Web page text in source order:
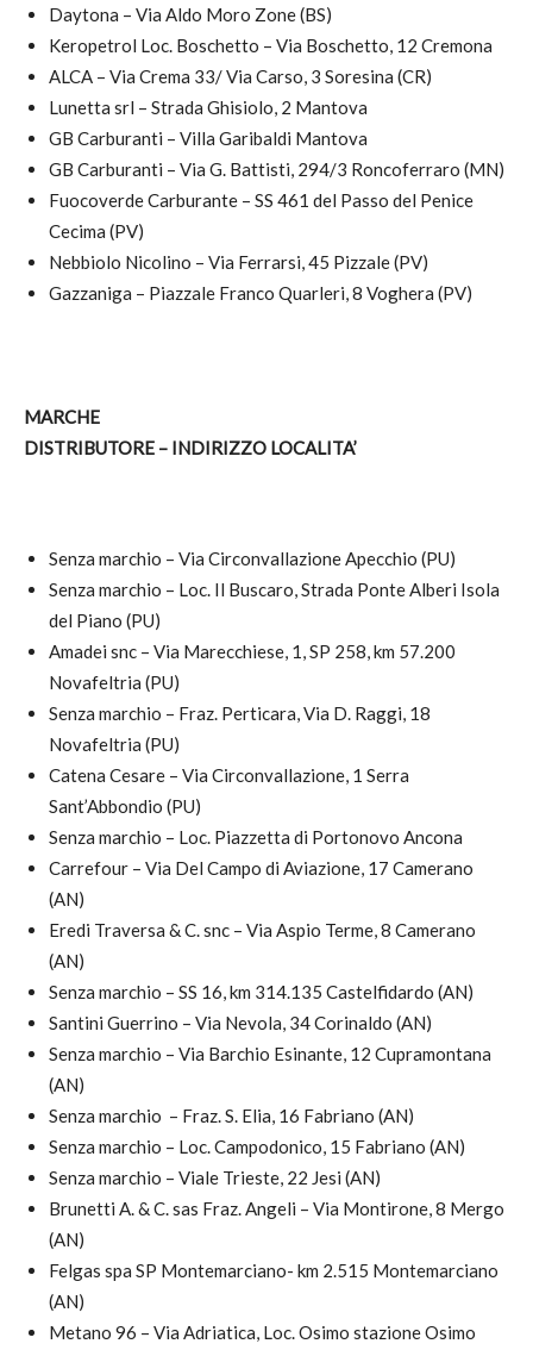
Daytona – Via Aldo Moro Zone (BS)
Keropetrol Loc. Boschetto – Via Boschetto, 12 Cremona
ALCA – Via Crema 33/ Via Carso, 3 Soresina (CR)
Lunetta srl – Strada Ghisiolo, 2 Mantova
GB Carburanti – Villa Garibaldi Mantova
GB Carburanti – Via G. Battisti, 294/3 Roncoferraro (MN)
Fuocoverde Carburante – SS 461 del Passo del Penice
Cecima (PV)
Nebbiolo Nicolino – Via Ferrarsi, 45 Pizzale (PV)
Gazzaniga – Piazzale Franco Quarleri, 8 Voghera (PV)
MARCHE
DISTRIBUTORE – INDIRIZZO LOCALITA’
Senza marchio – Via Circonvallazione Apecchio (PU)
Senza marchio – Loc. Il Buscaro, Strada Ponte Alberi Isola
del Piano (PU)
Amadei snc – Via Marecchiese, 1, SP 258, km 57.200
Novafeltria (PU)
Senza marchio – Fraz. Perticara, Via D. Raggi, 18
Novafeltria (PU)
Catena Cesare – Via Circonvallazione, 1 Serra
Sant’Abbondio (PU)
Senza marchio – Loc. Piazzetta di Portonovo Ancona
Carrefour – Via Del Campo di Aviazione, 17 Camerano
(AN)
Eredi Traversa & C. snc – Via Aspio Terme, 8 Camerano
(AN)
Senza marchio – SS 16, km 314.135 Castelfidardo (AN)
Santini Guerrino – Via Nevola, 34 Corinaldo (AN)
Senza marchio – Via Barchio Esinante, 12 Cupramontana
(AN)
Senza marchio – Fraz. S. Elia, 16 Fabriano (AN)
Senza marchio – Loc. Campodonico, 15 Fabriano (AN)
Senza marchio – Viale Trieste, 22 Jesi (AN)
Brunetti A. & C. sas Fraz. Angeli – Via Montirone, 8 Mergo
(AN)
Felgas spa SP Montemarciano- km 2.515 Montemarciano
(AN)
Metano 96 – Via Adriatica, Loc. Osimo stazione Osimo